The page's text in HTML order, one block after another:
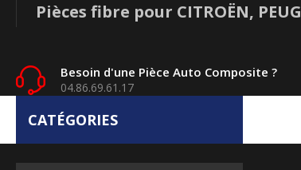
Pièces fibre pour CITROËN,
Besoin d'une Pièce Auto Composite ?
04.86.69.61.17
CATÉGORIES